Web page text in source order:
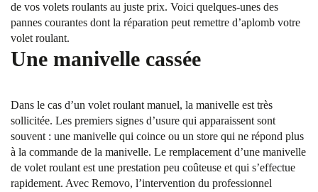
de vos volets roulants au juste prix. Voici quelques-unes des
pannes courantes dont la réparation peut remettre d’aplomb votre
volet roulant.
Une manivelle cassée
Dans le cas d’un volet roulant manuel, la manivelle est très
sollicitée. Les premiers signes d’usure qui apparaissent sont
souvent : une manivelle qui coince ou un store qui ne répond plus
à la commande de la manivelle. Le remplacement d’une manivelle
de volet roulant est une prestation peu coûteuse et qui s’effectue
rapidement. Avec Removo, l’intervention du professionnel